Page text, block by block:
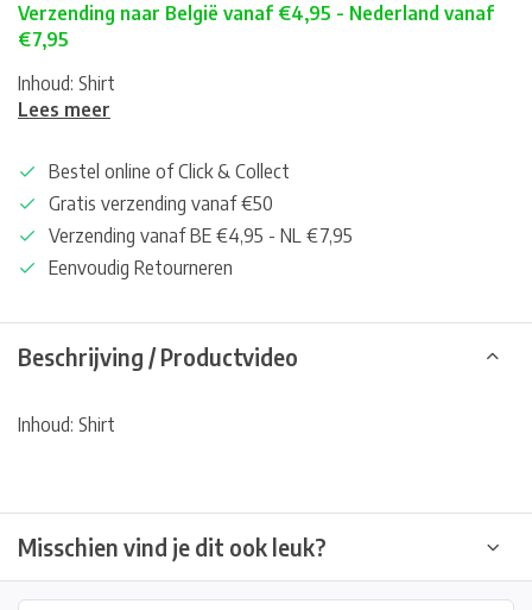
Verzending naar België vanaf €4,95 - Nederland vanaf
€7,95
Inhoud: Shirt
Lees meer
Bestel online of Click & Collect
Gratis verzending vanaf €50
Verzending vanaf BE €4,95 - NL €7,95
Eenvoudig Retourneren
Beschrijving / Productvideo
Inhoud: Shirt
Misschien vind je dit ook leuk?